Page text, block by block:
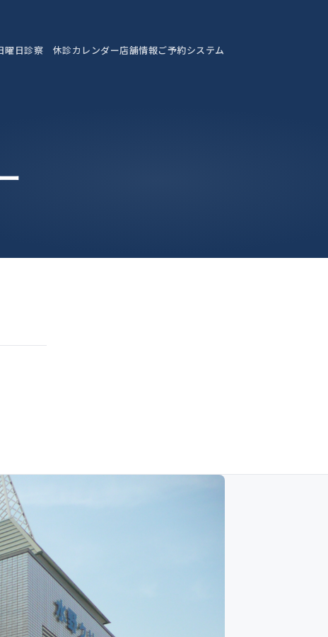
曜日診察 休診カレンダー店舗情報ご予約システム